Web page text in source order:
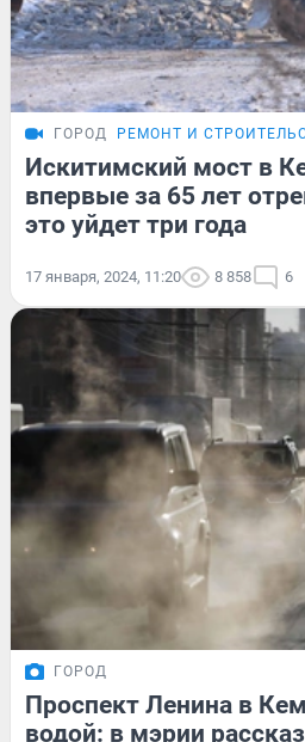
ГОРОД РЕМОНТ И
Искитимский мост в
впервые за 65 лет
это уйдет три года
17 января, 2024, 11:20 8 858 6
ГОРОД
Проспект Ленина в
водой: в мэрии